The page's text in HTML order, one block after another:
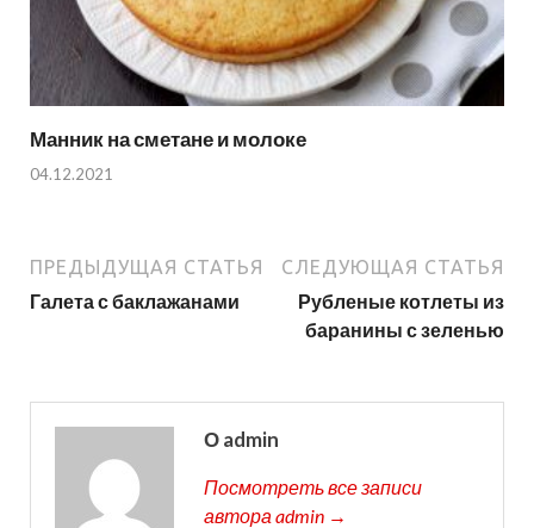
Манник на сметане и молоке
04.12.2021
ПРЕДЫДУЩАЯ СТАТЬЯ
Галета с баклажанами
СЛЕДУЮЩАЯ СТАТЬЯ
Рубленые котлеты из
баранины с зеленью
О admin
Посмотреть все записи
автора admin →